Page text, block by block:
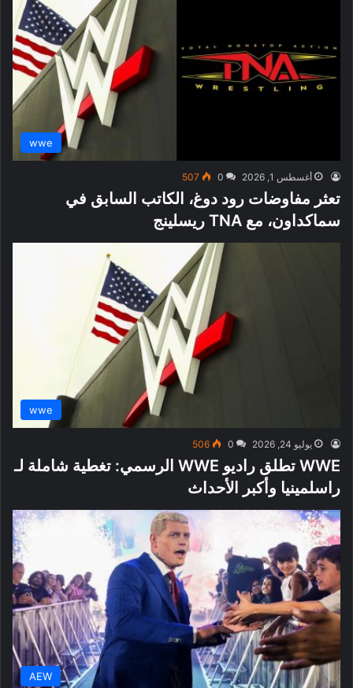
wwe
أغسطس 1, 2026 0
507
تعثر مفاوضات رود دوغ، الكاتب السابق في
سماكداون، مع TNA ريسلينج
wwe
يوليو 24, 2026 0
506
WWE تطلق راديو WWE الرسمي: تغطية شاملة لـ
راسلمينيا وأكبر الأحداث
AEW